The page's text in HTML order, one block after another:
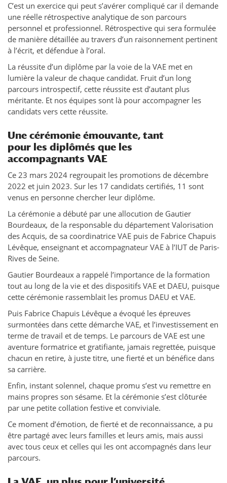
C’est un exercice qui peut s’avérer compliqué car il demande
une réelle rétrospective analytique de son parcours
personnel et professionnel. Rétrospective qui sera formulée
de manière détaillée au travers d’un raisonnement pertinent
à l’écrit, et défendue à l’oral.
La réussite d’un diplôme par la voie de la VAE met en
lumière la valeur de chaque candidat. Fruit d’un long
parcours introspectif, cette réussite est d’autant plus
méritante. Et nos équipes sont là pour accompagner les
candidats vers cette réussite.
Une cérémonie émouvante, tant
pour les diplômés que les
accompagnants VAE
Ce 23 mars 2024 regroupait les promotions de décembre
2022 et juin 2023. Sur les 17 candidats certifiés, 11 sont
venus en personne chercher leur diplôme.
La cérémonie a débuté par une allocution de Gautier
Bourdeaux, de la responsable du département Valorisation
des Acquis, de sa coordinatrice VAE puis de Fabrice Chapuis
Lévêque, enseignant et accompagnateur VAE à l’IUT de Paris-
Rives de Seine.
Gautier Bourdeaux a rappelé l’importance de la formation
tout au long de la vie et des dispositifs VAE et DAEU, puisque
cette cérémonie rassemblait les promus DAEU et VAE.
Puis Fabrice Chapuis Lévêque a évoqué les épreuves
surmontées dans cette démarche VAE, et l’investissement en
terme de travail et de temps. Le parcours de VAE est une
aventure formatrice et gratifiante, jamais regrettée, puisque
chacun en retire, à juste titre, une fierté et un bénéfice dans
sa carrière.
Enfin, instant solennel, chaque promu s’est vu remettre en
mains propres son sésame. Et la cérémonie s’est clôturée
par une petite collation festive et conviviale.
Ce moment d’émotion, de fierté et de reconnaissance, a pu
être partagé avec leurs familles et leurs amis, mais aussi
avec tous ceux et celles qui les ont accompagnés dans leur
parcours.